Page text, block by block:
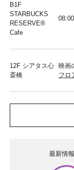
B1F
STARBUCKS
RESERVE®︎
Cafe
12F シアタス心
斎橋
映画
フロ
最新情